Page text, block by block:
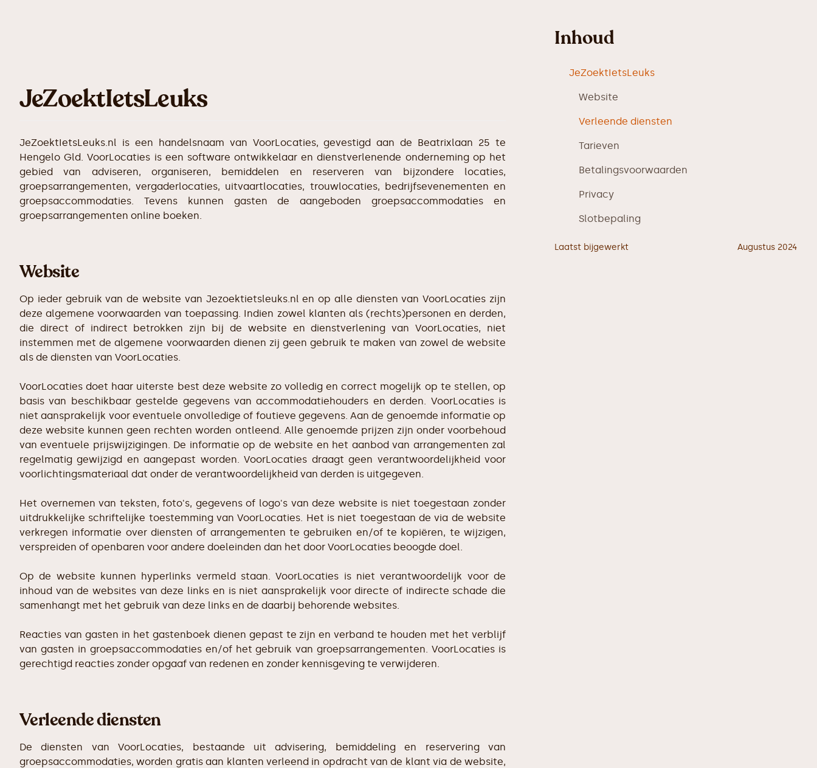
JeZoektIetsLeuks
JeZoektIetsLeuks.nl is een handelsnaam van VoorLocaties, gevestigd aan de Beatrixlaan 25 te
Hengelo Gld. VoorLocaties is een software ontwikkelaar en dienstverlenende onderneming op het
gebied van adviseren, organiseren, bemiddelen en reserveren van bijzondere locaties,
groepsarrangementen, vergaderlocaties, uitvaartlocaties, trouwlocaties, bedrijfsevenementen en
groepsaccommodaties. Tevens kunnen gasten de aangeboden groepsaccommodaties en
groepsarrangementen online boeken.
Website
Op ieder gebruik van de website van Jezoektietsleuks.nl en op alle diensten van VoorLocaties zijn
deze algemene voorwaarden van toepassing. Indien zowel klanten als (rechts)personen en derden,
die direct of indirect betrokken zijn bij de website en dienstverlening van VoorLocaties, niet
instemmen met de algemene voorwaarden dienen zij geen gebruik te maken van zowel de website
als de diensten van VoorLocaties.
VoorLocaties doet haar uiterste best deze website zo volledig en correct mogelijk op te stellen, op
basis van beschikbaar gestelde gegevens van accommodatiehouders en derden. VoorLocaties is
niet aansprakelijk voor eventuele onvolledige of foutieve gegevens. Aan de genoemde informatie op
deze website kunnen geen rechten worden ontleend. Alle genoemde prijzen zijn onder voorbehoud
van eventuele prijswijzigingen. De informatie op de website en het aanbod van arrangementen zal
regelmatig gewijzigd en aangepast worden. VoorLocaties draagt geen verantwoordelijkheid voor
voorlichtingsmateriaal dat onder de verantwoordelijkheid van derden is uitgegeven.
Het overnemen van teksten, foto's, gegevens of logo's van deze website is niet toegestaan zonder
uitdrukkelijke schriftelijke toestemming van VoorLocaties. Het is niet toegestaan de via de website
verkregen informatie over diensten of arrangementen te gebruiken en/of te kopiëren, te wijzigen,
verspreiden of openbaren voor andere doeleinden dan het door VoorLocaties beoogde doel.
Op de website kunnen hyperlinks vermeld staan. VoorLocaties is niet verantwoordelijk voor de
inhoud van de websites van deze links en is niet aansprakelijk voor directe of indirecte schade die
samenhangt met het gebruik van deze links en de daarbij behorende websites.
Reacties van gasten in het gastenboek dienen gepast te zijn en verband te houden met het verblijf
van gasten in groepsaccommodaties en/of het gebruik van groepsarrangementen. VoorLocaties is
gerechtigd reacties zonder opgaaf van redenen en zonder kennisgeving te verwijderen.
Verleende diensten
De diensten van VoorLocaties, bestaande uit advisering, bemiddeling en reservering van
groepsaccommodaties, worden gratis aan klanten verleend in opdracht van de klant via de website,
Inhoud
JeZoektIetsLeuks
‍Website
Verleende diensten
Tarieven
Betalingsvoorwaarden
Privacy
Slotbepaling
Laatst bijgewerkt Augustus 2024